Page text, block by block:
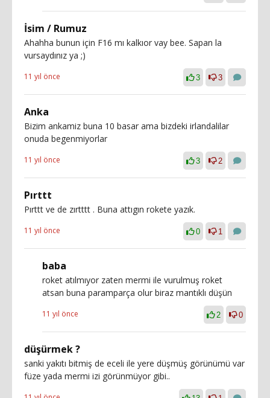
İsim / Rumuz
Ahahha bunun için F16 mı kalkıor vay bee. Sapan la
vursaydınız ya ;)
11 yıl önce 3 3
Anka
Bizim ankamiz buna 10 basar ama bizdeki irlandalilar
onuda begenmiyorlar
11 yıl önce 3 2
Pırttt
Pırttt ve de zırtttt . Buna attıgın rokete yazık.
11 yıl önce 0 1
baba
roket atılmıyor zaten mermi ile vurulmuş roket
atsan buna paramparça olur biraz mantıklı düşün
11 yıl önce 2 0
düşürmek ?
sanki yakıtı bitmiş de eceli ile yere düşmüş görünümü var
füze yada mermi izi görünmüyor gibi..